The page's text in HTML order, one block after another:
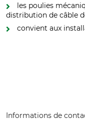
les poulies
distribution de câble
convient aux
Informations de